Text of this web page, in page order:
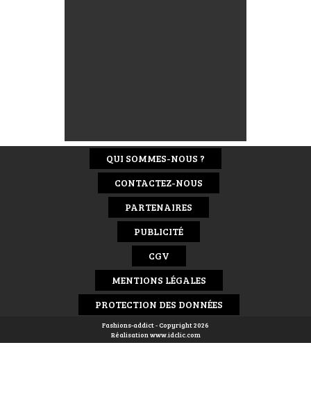
QUI SOMMES-NOUS ?
CONTACTEZ-NOUS
PARTENAIRES
PUBLICITÉ
CGV
MENTIONS LÉGALES
PROTECTION DES DONNÉES
Fashions-addict - Copyright 2026
Réalisationwww.idclic.com